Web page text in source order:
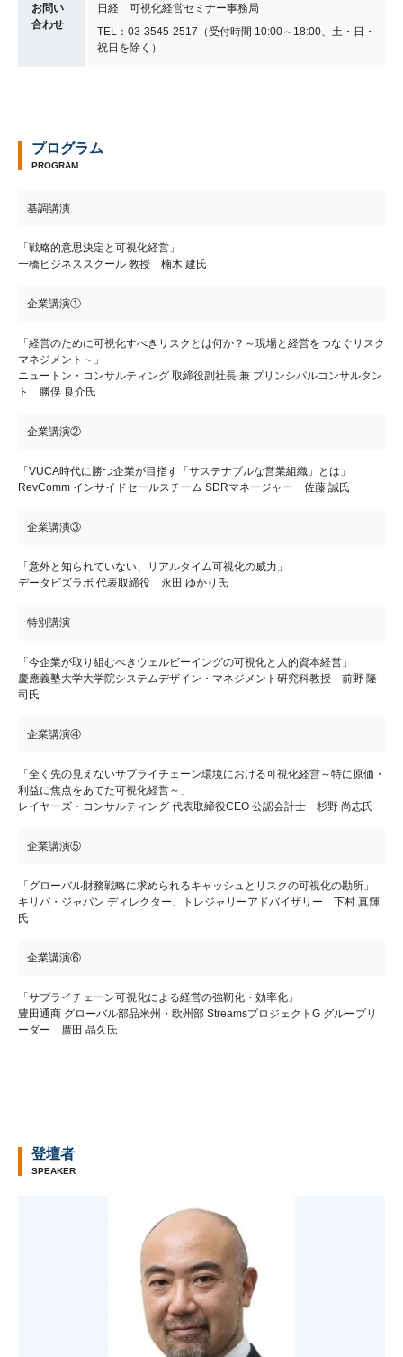
お問い
合わせ
日経 可視化経営セミナー事務局
TEL：03-3545-2517（受付時間 10:00～18:00、土・日・
祝日を除く）
プログラム
PROGRAM
基調講演
「戦略的意思決定と可視化経営」
一橋ビジネススクール 教授 楠木 建氏
企業講演①
「経営のために可視化すべきリスクとは何か？～現場と経営をつなぐリスク
マネジメント～」
ニュートン・コンサルティング 取締役副社長 兼 プリンシパルコンサルタン
ト 勝俣 良介氏
企業講演②
「VUCA時代に勝つ企業が目指す「サステナブルな営業組織」とは」
RevComm インサイドセールスチーム SDRマネージャー 佐藤 誠氏
企業講演③
「意外と知られていない、リアルタイム可視化の威力」
データビズラボ 代表取締役 永田 ゆかり氏
特別講演
「今企業が取り組むべきウェルビーイングの可視化と人的資本経営」
慶應義塾大学大学院システムデザイン・マネジメント研究科教授 前野 隆
司氏
企業講演④
「全く先の見えないサプライチェーン環境における可視化経営～特に原価・
利益に焦点をあてた可視化経営～」
レイヤーズ・コンサルティング 代表取締役CEO 公認会計士 杉野 尚志氏
企業講演⑤
「グローバル財務戦略に求められるキャッシュとリスクの可視化の勘所」
キリバ・ジャパン ディレクター、トレジャリーアドバイザリー 下村 真輝
氏
企業講演⑥
「サプライチェーン可視化による経営の強靭化・効率化」
豊田通商 グローバル部品米州・欧州部 StreamsプロジェクトG グループリ
ーダー 廣田 晶久氏
登壇者
SPEAKER